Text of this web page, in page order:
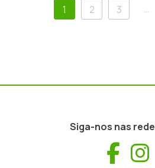
1 2 3 …
Siga-nos nas